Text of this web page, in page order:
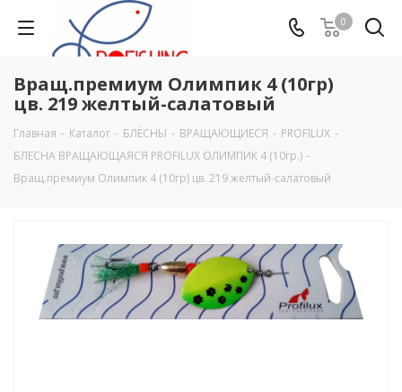
0
Вращ.премиум Олимпик 4 (10гр)
цв. 219 желтый-салатовый
Главная - Каталог - БЛЁСНЫ - ВРАЩАЮЩИЕСЯ - PROFILUX -
БЛЕСНА ВРАЩАЮЩАЯСЯ PROFILUX ОЛИМПИК 4 (10гр.) -
Вращ.премиум Олимпик 4 (10гр) цв. 219 желтый-салатовый